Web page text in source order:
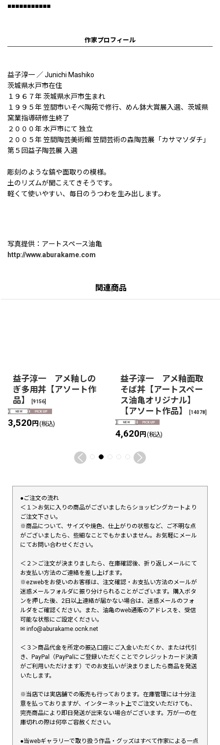
■■■■■■■■■■■
作家プロフィール
益子淳一 ／ Junichi Mashiko
茨城県水戸市在住
１９６７年 茨城県水戸市生まれ
１９９５年 笠間市いそべ陶苑で修行、めん鉢大賞展入選、茨城県
窯業指導研修生終了
２０００年 水戸市にて 独立
２００５年 笠間陶芸美術館 笠間芸術の森陶芸展「カサマソダチ」
第５回益子陶芸展 入選
彫刻のような鎬や面取りの模様。
土のリズムが聞こえてきそうです。
軽くて使いやすい、毎日のうつわを生み出します。
写真提供：アートスペース油亀
http://www.aburakame.com
関連商品
益子淳一 アメ釉しの
ぎ多用丼【アソート作
品】
[9156]
3,520円 (税込)
益子淳一 アメ釉面取
そば丼【アートスペー
ス油亀オリジナル】
【アソート作品】
[14078]
4,620円 (税込)
●ご注文の流れ
＜１＞お気に入りの商品がございましたらショッピングカートより
ご注文下さい。
※商品について、サイズや焼色、仕上がりの状態など、ご不明な点
がございましたら、些細なことでもかまいません。お気軽にメール
にてお問い合わせください。
＜２＞ご注文が決まりましたら、在庫確認後、折り返しメールにて
お支払い方法のご連絡を差し上げます。
※ezwebをお使いのお客様は、注文確認・お支払い方法のメールが
迷惑メールフォルダに振り分けられることがございます。購入ボタ
ンを押した後、2日以上連絡が届かない場合は、迷惑メールのフォ
ルダをご確認ください。また、油亀のweb通販のアドレスを、受信
可能な状態にご設定ください。
✉︎ info@aburakame.ocnk.net
＜３＞商品代金を所定の振込口座にご入金いただくか、または代引
き、PayPal（PayPalにご登録いただくことでクレジットカード決済
がご利用いただけます）でのお支払いが決まりましたら商品を発送
いたします。
※当店では実店舗での販売も行っております。在庫管理には十分注
意を払っておりますが、インターネット上でご注文いただけても、
完売商品により即日発送が出来ない場合がございます。万が一の在
庫切れの際は何卒ご容赦ください。
●当webギャラリーで取り扱う作品・グッズはすべて作家による一点